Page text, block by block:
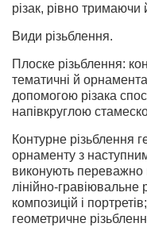
різак, рівно тримаючи
Види різьблення.
Плоске різьблення:
тематичні й
допомогою різака
напівкруглою
Контурне різьблення
орнаменту з
виконують
лінійно-
композицій і
геометричне